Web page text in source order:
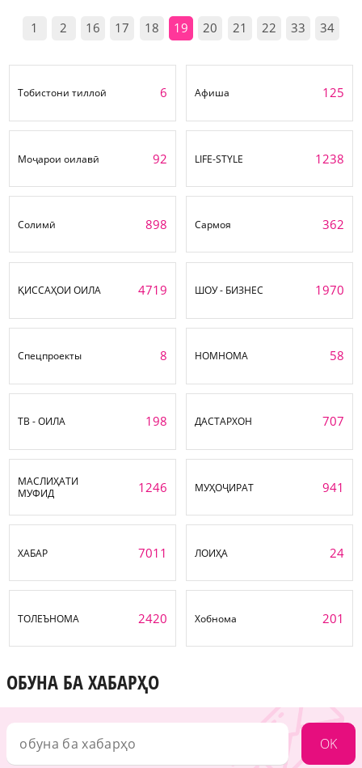
1 2 16 17 18 19 20 21 22 33 34
Тобистони тиллоӣ 6 Афиша 125
Моҷарои оилавӣ 92 LIFE-STYLE 1238
Солимӣ 898 Сармоя 362
ҚИССАҲОИ ОИЛА 4719 ШОУ - БИЗНЕС 1970
Спецпроекты 8 НОМНОМА 58
ТВ - ОИЛА 198 ДАСТАРХОН 707
МАСЛИҲАТИ
МУФИД
1246 МУҲОҶИРАТ 941
ХАБАР 7011 ЛОИҲА 24
ТОЛЕЪНОМА 2420 Хобнома 201
ОБУНА БА ХАБАРҲО
OK